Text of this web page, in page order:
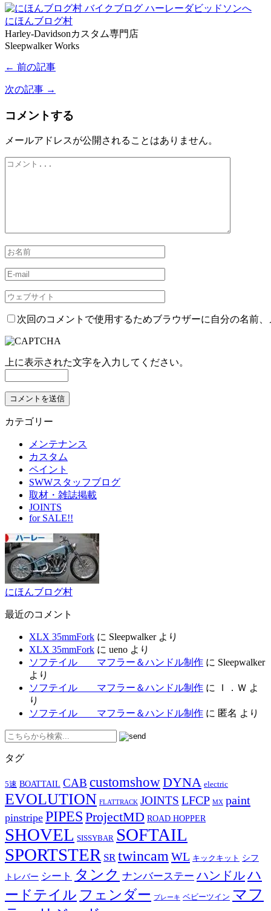
にほんブログ村
Harley-Davidsonカスタム専門店
Sleepwalker Works
← 前の記事
次の記事 →
コメントする
メールアドレスが公開されることはありません。
次回のコメントで使用するためブラウザーに自分の名前
上に表示された文字を入力してください。
カテゴリー
メンテナンス
カスタム
ペイント
SWWスタッフブログ
取材・雑誌掲載
JOINTS
for SALE!!
にほんブログ村
最近のコメント
XLX 35mmFork に Sleepwalkerより
XLX 35mmFork に ueno より
ソフテイル マフラー＆ハンドル制作 に Sleepwalker
より
ソフテイル マフラー＆ハンドル制作 に Ｉ．Ｗ よ
り
ソフテイル マフラー＆ハンドル制作 に 匿名 より
タグ
5速 BOATTAIL CAB customshowDYNA electric
EVOLUTION FLATTRACK JOINTS LFCP MX paint
pinstripe PIPES ProjectMD ROAD HOPPER
SHOVEL SISSYBAR SOFTAIL
SPORTSTER SR twincamWL キックキット シフ
トレバー シート タンク ナンバーステー ハンドルハ
ードテイル フェンダー ブレーキ ベビーツイン マフ